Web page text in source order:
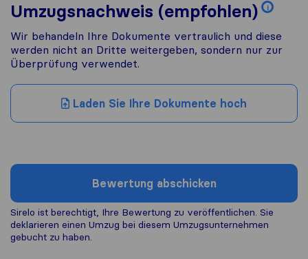
Umzugsnachweis (empfohlen) i
Wir behandeln Ihre Dokumente vertraulich und diese
werden nicht an Dritte weitergeben, sondern nur zur
Überprüfung verwendet.
Laden Sie Ihre Dokumente hoch
Bewertung abschicken
Sirelo ist berechtigt, Ihre Bewertung zu veröffentlichen. Sie
deklarieren einen Umzug bei diesem Umzugs​unternehmen
gebucht zu haben.